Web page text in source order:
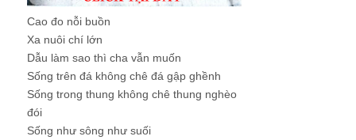
Cao đo nỗi buồn
Xa nuôi chí lớn
Dẫu làm sao thì cha vẫn muốn
Sống trên đá không chê đá gập ghềnh
Sống trong thung không chê thung nghèo
đói
Sống như sông như suối